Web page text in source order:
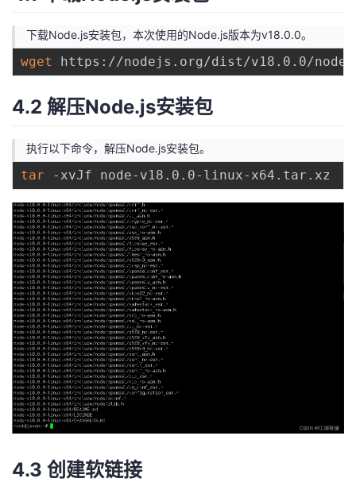
下载Node.js安装包，本次使用的Node.js版本为v18.0.0。
wget
4.2 解压Node.js安装包
执行以下命令，解压Node.js安装包。
tar
4.3 创建软链接